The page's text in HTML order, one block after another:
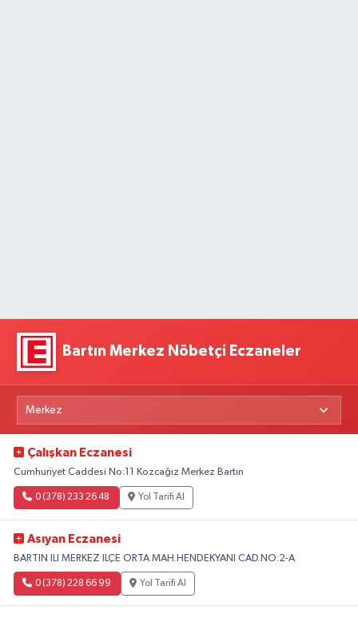
Bartın Merkez Nöbetçi Eczaneler
Çalışkan Eczanesi
Cumhuriyet Caddesi No:11 Kozcağız Merkez Bartın
0 (378) 233 26 48 Yol Tarifi Al
Asıyan Eczanesi
BARTIN ILI MERKEZ ILÇE ORTA MAH.HENDEKYANI CAD.NO:2-A
0 (378) 228 66 99 Yol Tarifi Al